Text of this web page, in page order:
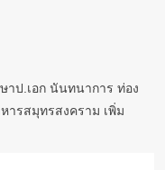
ษาป.เอก นันทนาการ ท่อง
ารสมุทรสงคราม เพิ่ม